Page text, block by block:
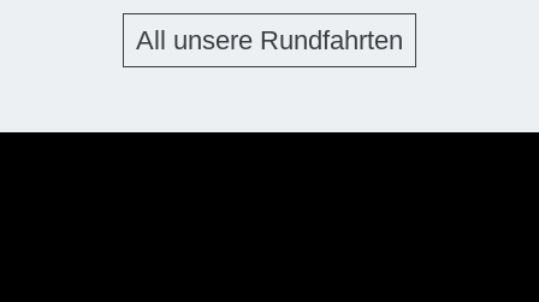
All unsere Rundfahrten